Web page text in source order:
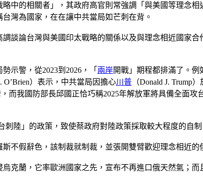
中的相關者」，其政府高官則常強調「與美國等理念
灣為國家，在在讓中共當局如芒刺在背。
談論台灣與美國印太戰略的關係以及與理念相近國家
示警，從2023到2026，「 兩岸開戰」期程都排滿了。例
）表示，中共當局因擔心川普 （Donald J. Trump
而我國防部長邱國正恰巧稱2025年解放軍將具備全面
刺陸」的政策，致使蔡政府對陸政策採取較大程度的自
不假辭色，該制裁就制裁，並張開雙臂歡迎理念相近
克蘭，它率歐洲國家之先，宣布不再進口俄天然氣；